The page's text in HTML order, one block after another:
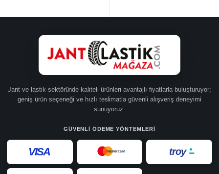
Jant ve lastik sektöründe kaliteli ürünleri avantajlı fiyatlarla buluşturuyor;
geniş ürün seçeneği ve hızlı teslimatla güvenli alışveriş deneyimi
sunuyoruz.
GÜVENLI ÖDEME YÖNTEMLERI
VISA mastercard troy